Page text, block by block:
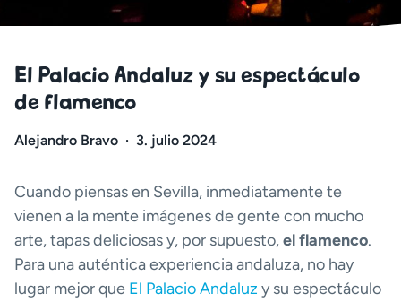
El Palacio Andaluz y su espectáculo
de flamenco
Alejandro Bravo · 3. julio 2024
Cuando piensas en Sevilla, inmediatamente te
vienen a la mente imágenes de gente con mucho
arte, tapas deliciosas y, por supuesto,el flamenco.
Para una auténtica experiencia andaluza, no hay
lugar mejor que El Palacio Andaluz y su espectáculo